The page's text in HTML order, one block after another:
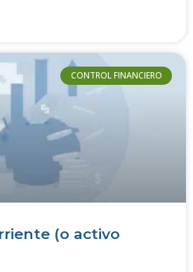
CONTROL FINANCIERO
(o activo